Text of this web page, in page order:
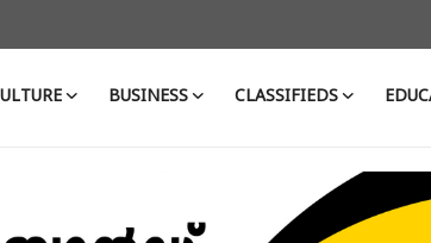
BUSINESS CLASSIFIEDS